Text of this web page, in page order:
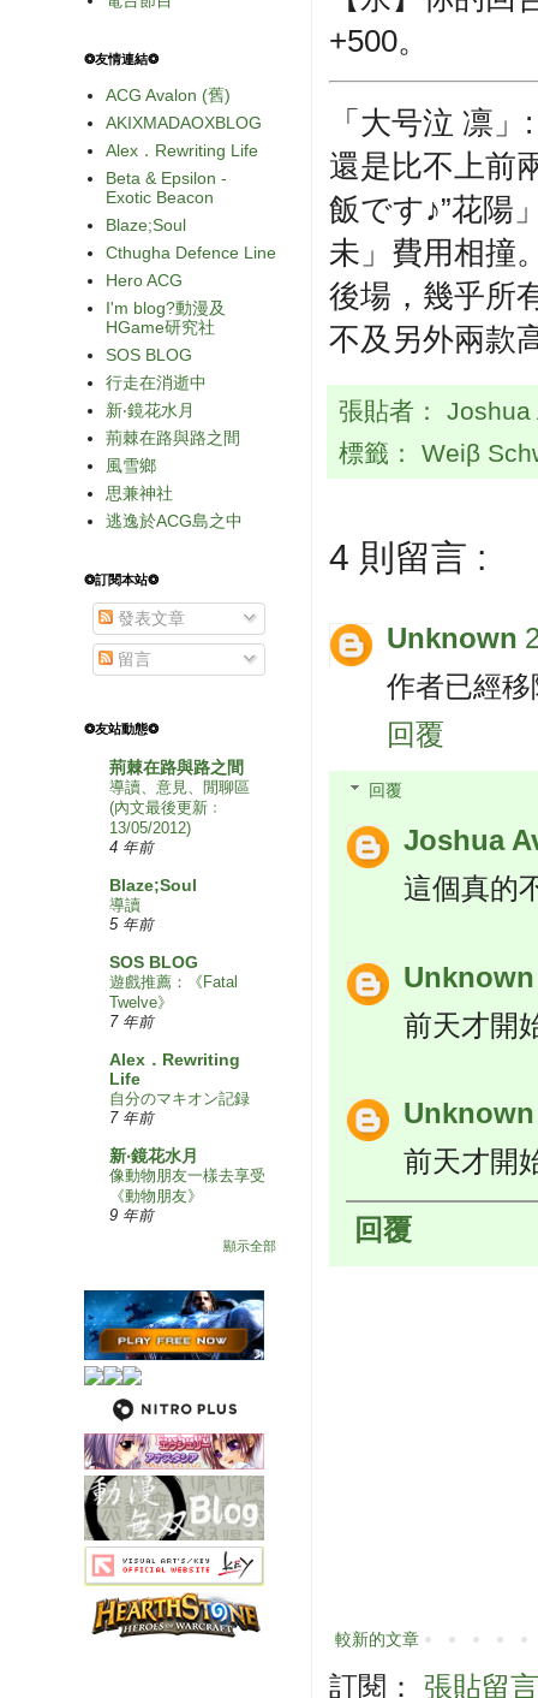
+500。
「大号泣 凛
還是比不上前
飯です♪”花陽
未」費用相撞
後場，幾乎所
不及另外兩款
張貼者：
標籤： Weiβ
4 則留言 :
Unknown
作者已經
回覆
回覆
Joshua
這個真的
Unknown
前天才開
Unknown
前天才開
回覆
較新的文章
訂閱： 張貼留
❂友情連結❂
ACG Avalon (舊)
AKIXMADAOXBLOG
Alex．Rewriting Life
Beta & Epsilon -
Exotic Beacon
Blaze;Soul
Cthugha Defence Line
Hero ACG
I'm blog?動漫及
HGame研究社
SOS BLOG
行走在消逝中
新‧鏡花水月
荊棘在路與路之間
風雪鄉
思兼神社
逃逸於ACG島之中
❂訂閱本站❂
發表文章
留言
❂友站動態❂
荊棘在路與路之間
導讀、意見、閒聊區
(內文最後更新﹕
13/05/2012)
4 年前
Blaze;Soul
導讀
5 年前
SOS BLOG
遊戲推薦：《Fatal
Twelve》
7 年前
Alex．Rewriting
Life
自分のマキオン記録
7 年前
新‧鏡花水月
像動物朋友一樣去享受
《動物朋友》
9 年前
顯示全部